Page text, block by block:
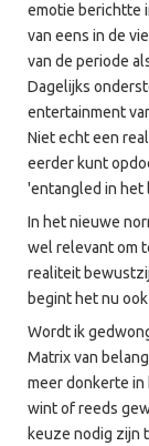
emotie berichtte
van eens in de
van de periode
Dagelijks
entertainment
Niet echt een
eerder kunt
'entangled in het
In het nieuwe
wel relevant om
realiteit
begint het nu
Wordt ik
Matrix van
meer donkerte
wint of reeds
keuze nodig zijn